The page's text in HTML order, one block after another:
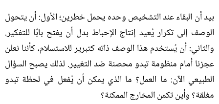
بيد أن البقاء عند التشخيص وحده يحمل خطرين؛ الأول:أن يتحول
الوصف إلى تكرار يُعيد إنتاج الإحباط بدل أن يفتح بابًا للتفكير.
والثاني:أن يُستخدم هذا الوصف ذاته كتبرير للاستسلام، كأننا نعلن
عجزنا أمام منظومة تبدو محصنة ضد التغيير. لذلك يصبح السؤال
الطبيعي الآن: ما العمل؟ ما الذي يمكن أن يُفعل في لحظة تبدو
مغلقة؟ وأين تكمن المخارج الممكنة؟